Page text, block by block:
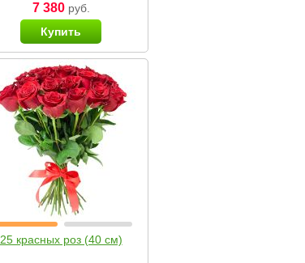
7 380руб.
Купить
25 красных роз (40 см)